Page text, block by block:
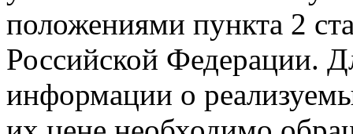
положениями пункта 2
Российской Федерации.
информации о